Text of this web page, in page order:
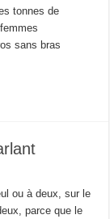
tonnes de
sans bras
ou à deux, sur le
parce que le